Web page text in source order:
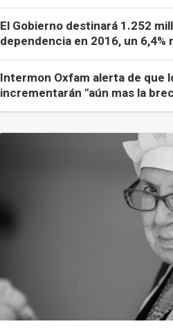
El Gobierno destinará 1.252
dependencia en 2016, un 6,4%
Intermon Oxfam alerta de que
incrementarán "aún mas la